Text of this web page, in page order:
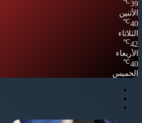
39
الأثنين
40
℃
الثلاثاء
42
℃
الأربعاء
40
℃
الخميس